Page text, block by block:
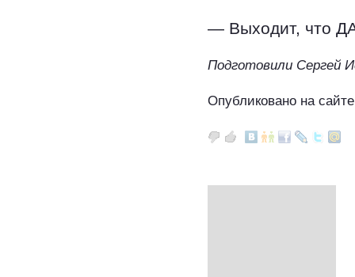
— Выходит, что
Подготовили Сергей
Опубликовано на